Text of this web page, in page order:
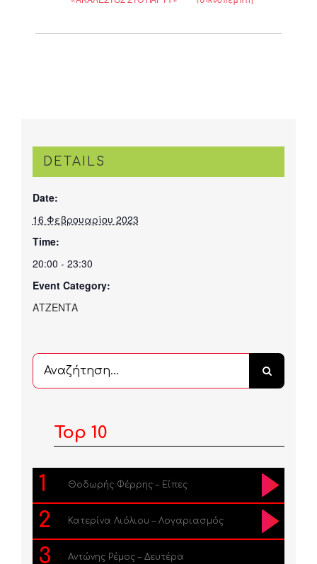
DETAILS
Date:
16 Φεβρουαρίου 2023
Time:
20:00 - 23:30
Event Category:
ΑΤΖΕΝΤΑ
Αναζήτηση
...
Top 10
1 Θοδωρής Φέρρης – Είπες
2 Κατερίνα Λιόλιου – Λογαριασμός
3 Αντώνης Ρέμος – Δευτέρα